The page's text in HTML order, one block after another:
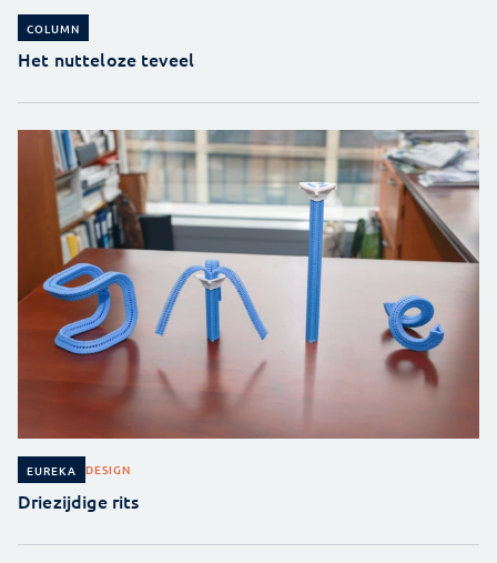
COLUMN
Het nutteloze teveel
EUREKA DESIGN
Driezijdige rits